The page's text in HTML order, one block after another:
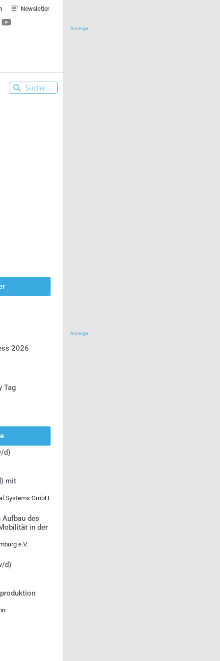
Newsletter
2026
Tag
d)
mit
Systems GmbH
des
in der
e.V.
d)
Anzeige
Anzeige